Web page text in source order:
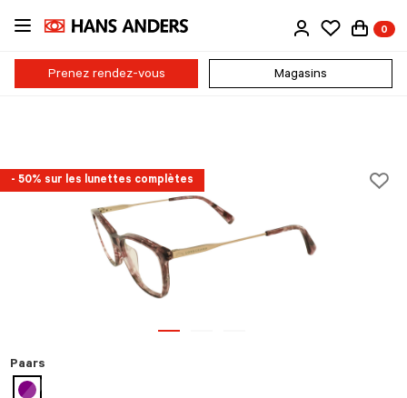
Passer
contenu
principal
0
Prenez rendez-vous Magasins
- 50% sur les lunettes complètes
Paars